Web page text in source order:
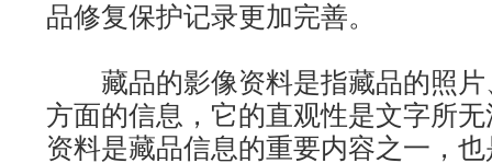
品修复保护记录更加完善。
藏品的影像资料是指藏品的照片
方面的信息，它的直观性是文字所
资料是藏品信息的重要内容之一，